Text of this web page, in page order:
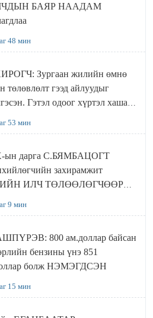
БАЯР НААДАМ
48 мин
Зургаан жилийн өмнө
төлөвлөлт гээд айлуудыг
Гэтэл одоог хүртэл хашаа
53 мин
ын дарга С.БЯМБАЦОГТ
захирамжит
ИЛЧ ТӨЛӨӨЛӨГЧӨӨР
9 мин
800 ам.доллар байсан
бензины үнэ 851
болж НЭМЭГДСЭН
15 мин